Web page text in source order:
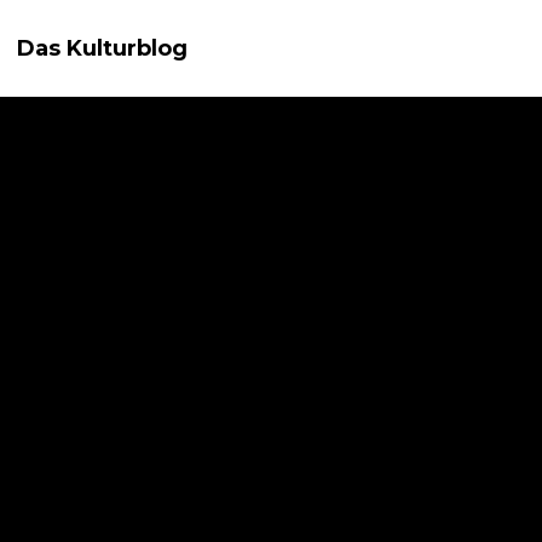
Das Kulturblog